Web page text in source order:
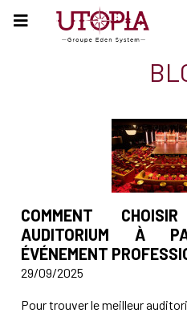
COMMENT
AUDITORIUM À
ÉVÉNEMENT
29/09/2025
Pour trouver le meilleur